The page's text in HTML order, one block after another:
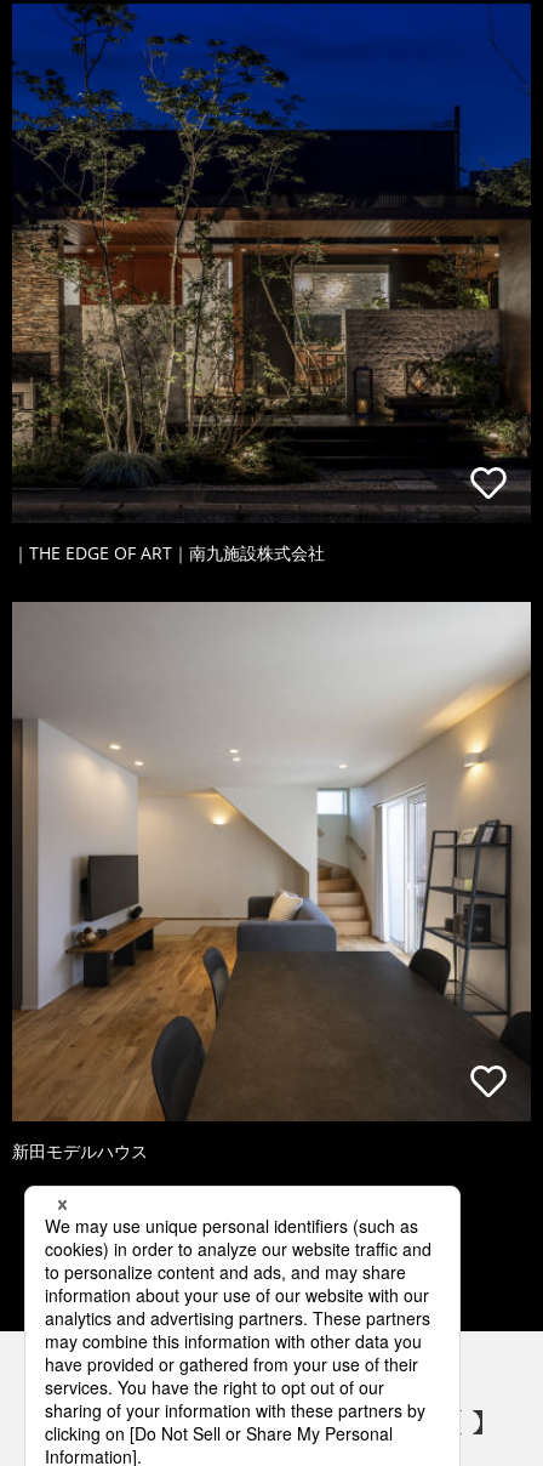
｜THE EDGE OF ART｜南九施設株式会社
新田モデルハウス
1 2 3 4 5
パナソニックの電気設備 SNSアカウント